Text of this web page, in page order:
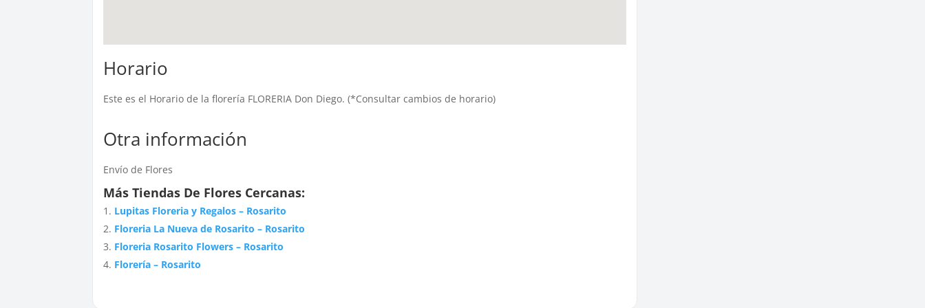
Horario
Este es el Horario de la florería FLORERIA Don Diego. (*Consultar cambios de horario)
Otra información
Envío de Flores
Más Tiendas De Flores Cercanas:
Lupitas Floreria y Regalos – Rosarito
Floreria La Nueva de Rosarito – Rosarito
Floreria Rosarito Flowers – Rosarito
Florería – Rosarito